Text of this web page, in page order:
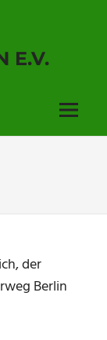
E.V.
Menu
der
Berlin